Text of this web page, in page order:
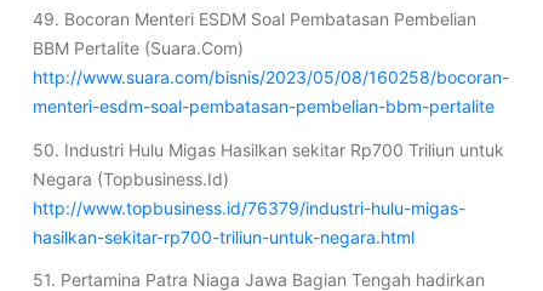
49. Bocoran Menteri ESDM Soal Pembatasan Pembelian
BBM Pertalite (Suara.Com)
http://www.suara.com/bisnis/2023/05/08/160258/bocoran-
menteri-esdm-soal-pembatasan-pembelian-bbm-pertalite
50. Industri Hulu Migas Hasilkan sekitar Rp700 Triliun untuk
Negara (Topbusiness.Id)
http://www.topbusiness.id/76379/industri-hulu-migas-
hasilkan-sekitar-rp700-triliun-untuk-negara.html
51. Pertamina Patra Niaga Jawa Bagian Tengah hadirkan